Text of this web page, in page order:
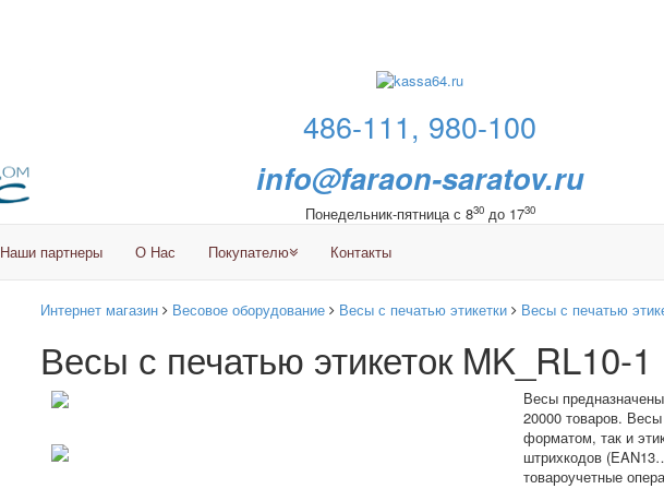
486-111, 980-100
info@faraon-saratov.ru
Понедельник-пятница с 830до 1730
Наши партнеры О Нас Покупателю Контакты
Интернет магазин Весовое оборудование Весы с печатью этикетки Весы с печатью
Весы с печатью этикеток MK_RL10-1
Весы
20000 товаров.
форматом, так и
штрихкодов
товароучетные